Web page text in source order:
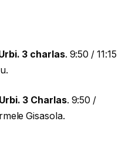
3 charlas. 9:50 / 11:15
3 Charlas. 9:50 /
Gisasola.